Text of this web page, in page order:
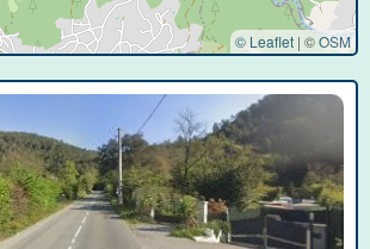
© Leaflet | ©OSM